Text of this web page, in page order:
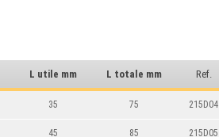
L utile mm L totale mm Ref.
35 75 215D04
45 85 215D05